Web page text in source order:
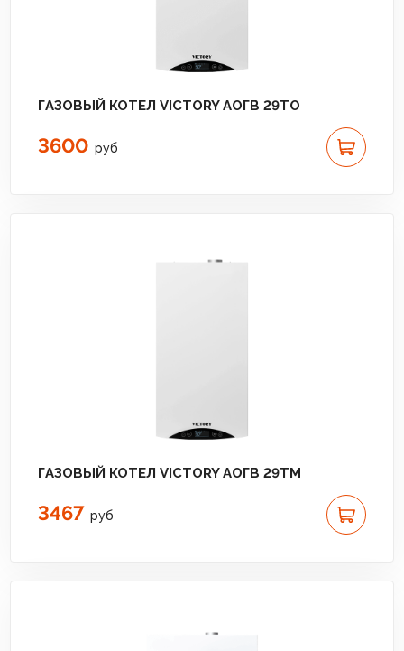
ГАЗОВЫЙ КОТЕЛ VICTORY АОГВ 29TO
3600 руб
ГАЗОВЫЙ КОТЕЛ VICTORY АОГВ 29TM
3467 руб